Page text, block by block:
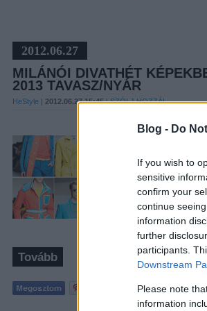
Blog - Do
If you wish to
sensitive
confirm your
continue
information
further
participants.
Downstream
Please note
information
2012.06.27
MILÁNÓI DIVATHÉT
2013 TAVASZ/NYÁR
HeStyle | 2012.06.27 15:45|SZÓLJ HOZZÁ!
néhány fotó erejéig.Az olasz
kínálatával és főként annak
Tovább